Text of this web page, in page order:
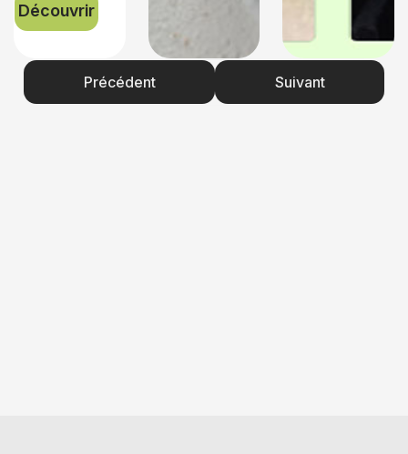
Découvrir
Précédent Suivant